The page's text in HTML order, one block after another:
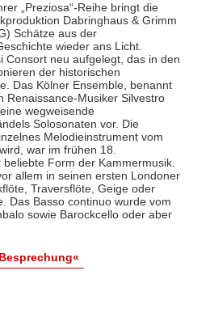
„Preziosa“-Reihe bringt die
Dabringhaus & Grimm
Schätze aus der
wieder ans Licht.
Consort neu aufgelegt, das in den
der historischen
Das Kölner Ensemble, benannt
Renaissance-Musiker Silvestro
wegweisende
Solosonaten vor. Die
Melodieinstrument vom
war im frühen 18.
Form der Kammermusik.
allem in seinen ersten Londoner
Traversflöte, Geige oder
Das Basso continuo wurde vom
sowie Barockcello oder aber